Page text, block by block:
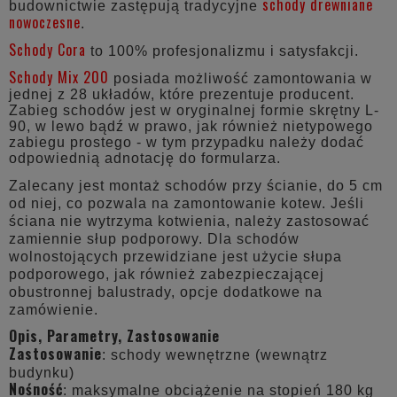
budownictwie zastępują tradycyjne
nowoczesne.
Schody Cora to 100% profesjonalizmu i satysfakcji.
Schody Mix 200 posiada możliwość zamontowania w
jednej z 28 układów, które prezentuje producent.
Zabieg schodów jest w oryginalnej formie skrętny L-
90, w lewo bądź w prawo, jak również nietypowego
zabiegu prostego - w tym przypadku należy dodać
odpowiednią adnotację do formularza.
Zalecany jest montaż schodów przy ścianie, do 5 cm
od niej, co pozwala na zamontowanie kotew. Jeśli
ściana nie wytrzyma kotwienia, należy zastosować
zamiennie słup podporowy. Dla schodów
wolnostojących przewidziane jest użycie słupa
podporowego, jak również zabezpieczającej
obustronnej balustrady, opcje dodatkowe na
zamówienie.
Opis, Parametry, Zastosowanie
Zastosowanie: schody wewnętrzne (wewnątrz
budynku)
Nośność: maksymalne obciążenie na stopień 180 kg